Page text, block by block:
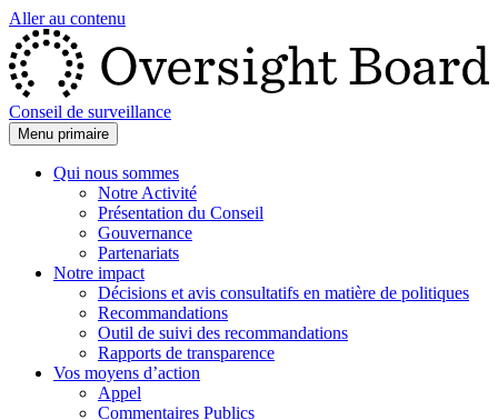
Aller au contenu
Conseil de surveillance
Menu primaire
Qui nous sommes
Notre Activité
Présentation du Conseil
Gouvernance
Partenariats
Notre impact
Décisions et avis consultatifs en matière de politiques
Recommandations
Outil de suivi des recommandations
Rapports de transparence
Vos moyens d’action
Appel
Commentaires Publics